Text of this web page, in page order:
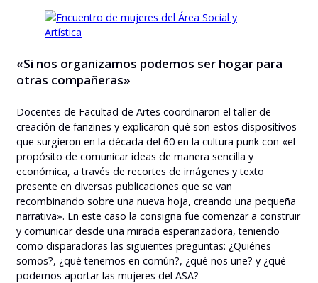
«Si nos organizamos podemos ser hogar para
otras compañeras»
Docentes de Facultad de Artes coordinaron el taller de
creación de fanzines y explicaron qué son estos dispositivos
que surgieron en la década del 60 en la cultura punk con «el
propósito de comunicar ideas de manera sencilla y
económica, a través de recortes de imágenes y texto
presente en diversas publicaciones que se van
recombinando sobre una nueva hoja, creando una pequeña
narrativa». En este caso la consigna fue comenzar a construir
y comunicar desde una mirada esperanzadora, teniendo
como disparadoras las siguientes preguntas: ¿Quiénes
somos?, ¿qué tenemos en común?, ¿qué nos une? y ¿qué
podemos aportar las mujeres del ASA?